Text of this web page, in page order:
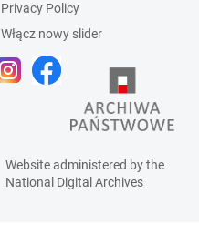
Privacy Policy
Włącz nowy slider
Website administered by the
National Digital Archives